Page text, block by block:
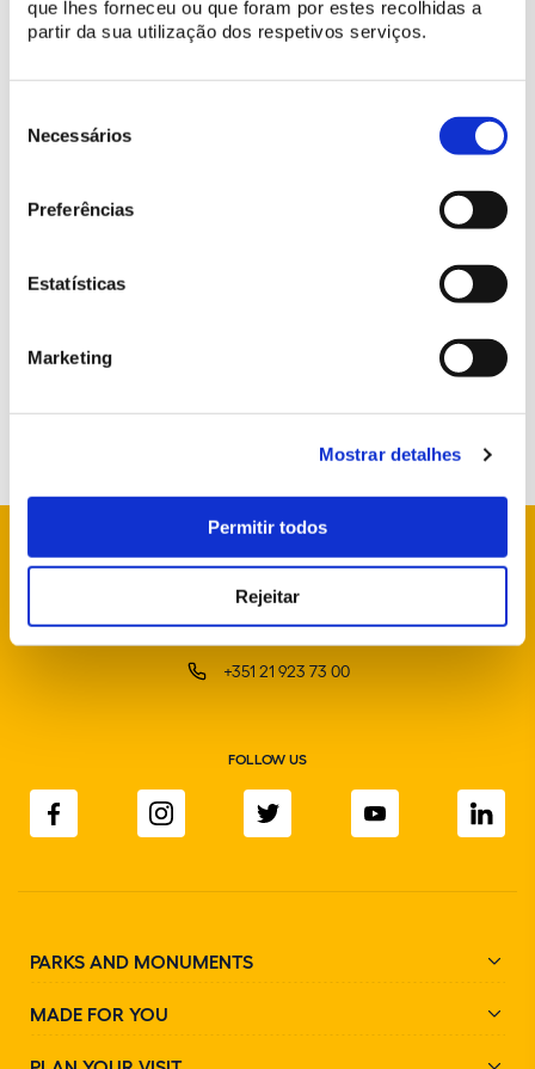
que lhes forneceu ou que foram por estes recolhidas a
partir da sua utilização dos respetivos serviços.
Necessários
Preferências
Estatísticas
Marketing
Mostrar detalhes
Permitir todos
Rejeitar
João Pedro Rodrigues became Master-Chief Rider of the
info@parquesdesintra.pt
info@parquesdesintra.pt
+351 21 923 73 00
FOLLOW US
PARKS AND MONUMENTS
MADE FOR YOU